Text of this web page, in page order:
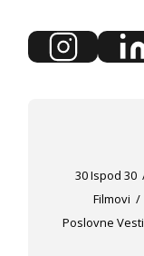
30 Ispod 30
Filmovi
Poslovne Vesti